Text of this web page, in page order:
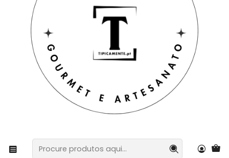
O sabor da tradição à sua
mesa
Esta Bola de Enchidos é perfeita para servir em
festas, piqueniques, lanches ou para partilhar em
família. Os sabores ricos e autênticos dos
enchidos do nosso Sortido de Fumeiro combinam
na perfeição com uma massa fofa por dentro e
Ingredientes